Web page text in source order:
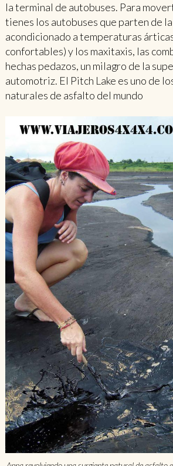
la terminal de autobuses. Para
tienes los autobuses que parten de
acondicionado a temperaturas
confortables) y los maxitaxis, las
hechas pedazos, un milagro de la
automotriz. El Pitch Lake es uno de
naturales de asfalto del mundo